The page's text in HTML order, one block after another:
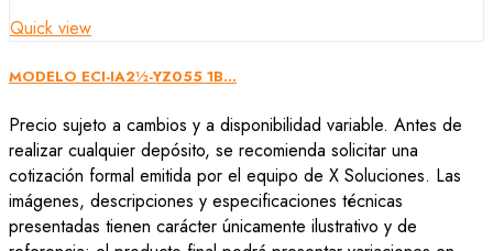
Quick view
MODELO ECI-IA2½-YZ055 1B...
Precio sujeto a cambios y a disponibilidad variable. Antes de
realizar cualquier depósito, se recomienda solicitar una
cotización formal emitida por el equipo de X Soluciones. Las
imágenes, descripciones y especificaciones técnicas
presentadas tienen carácter únicamente ilustrativo y de